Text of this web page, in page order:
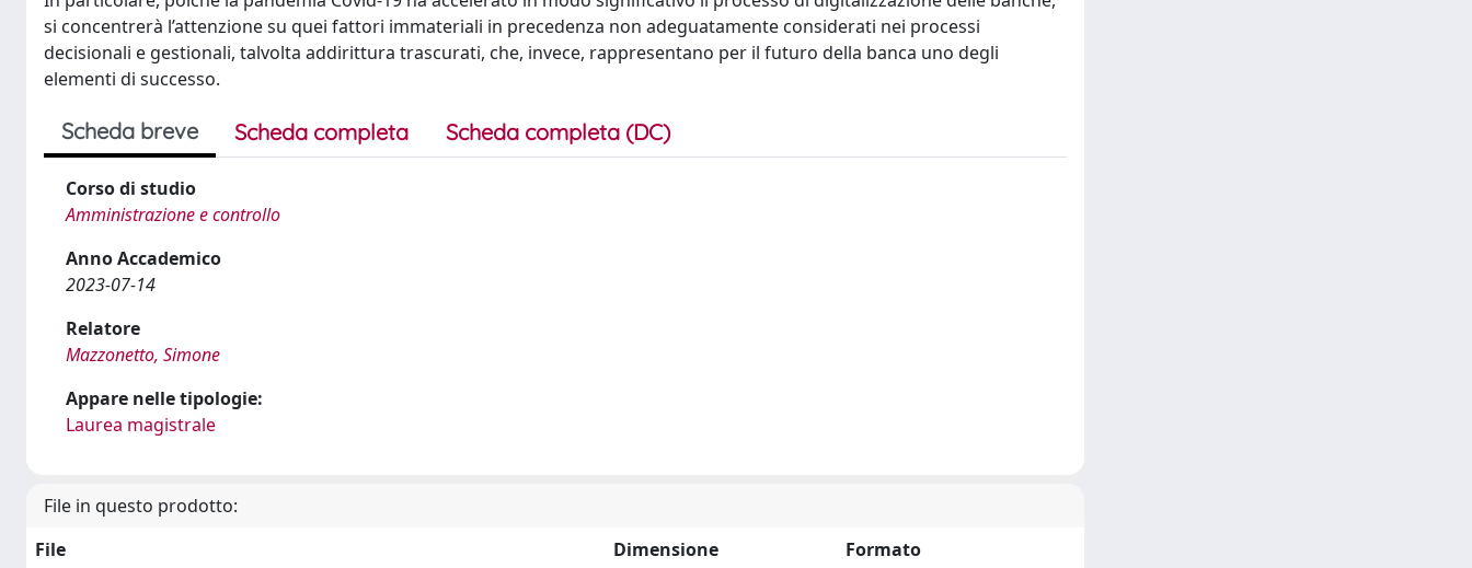
si concentrerà l’attenzione su quei fattori immateriali in precedenza non adeguatamente considerati nei processi
decisionali e gestionali, talvolta addirittura trascurati, che, invece, rappresentano per il futuro della banca uno degli
elementi di successo.
Scheda breve Scheda completa Scheda completa (DC)
Corso di studio
Amministrazione e controllo
Anno Accademico
2023-07-14
Relatore
Mazzonetto, Simone
Appare nelle tipologie:
Laurea magistrale
File in questo prodotto:
File
Dimensione Formato